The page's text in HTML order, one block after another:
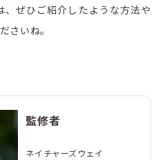
ぜひご紹介したような方法や
さいね。
監修者
ネイチャーズウェイ